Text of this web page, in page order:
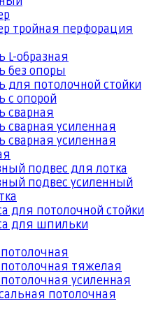
тройная перфорация
L-образная
без опоры
для потолочной стойки
с опорой
сварная
сварная усиленная
сварная усиленная
подвес для лотка
подвес усиленный
для потолочной стойки
для шпильки
потолочная тяжелая
усиленная
потолочная